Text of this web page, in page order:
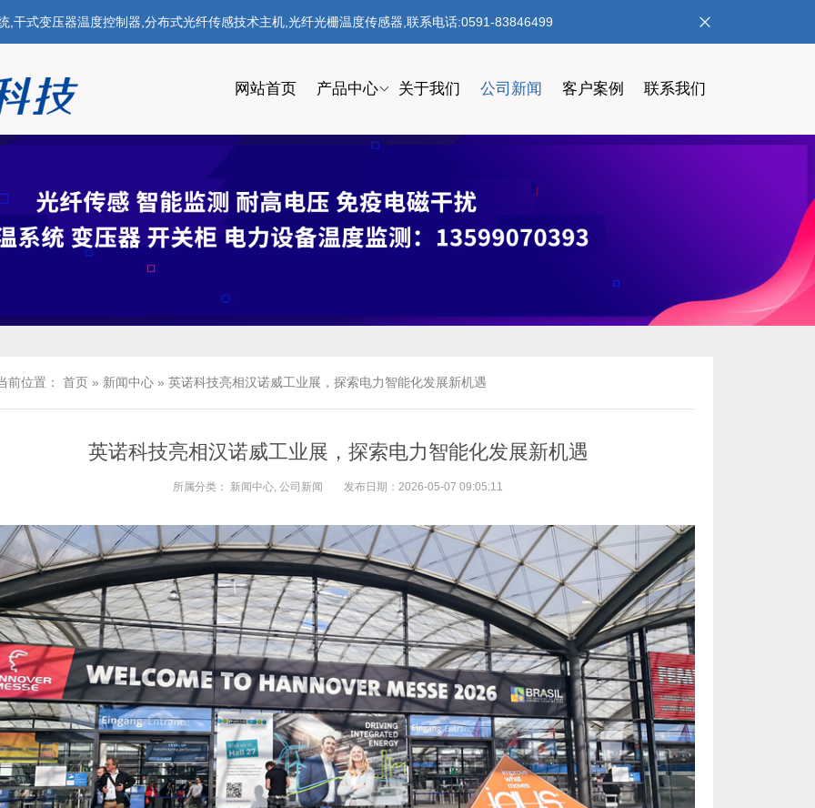
干式变压器温度控制器,分布式光纤传感技术主机,光纤光栅温度传感器,联系电话:0591-83846499
网站首页 产品中心 关于我们 公司新闻 客户案例 联系我们
前位置： 首页 » 新闻中心 » 英诺科技亮相汉诺威工业展，探索电力智能化发展新机遇
英诺科技亮相汉诺威工业展，探索电力智能化发展新机遇
所属分类： 新闻中心, 公司新闻 发布日期：2026-05-07 09:05:11